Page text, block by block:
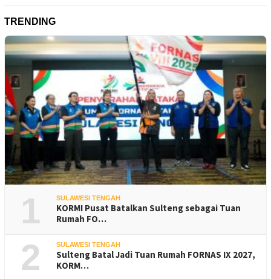
TRENDING
1 SULAWESI TENGAH
KORMI Pusat Batalkan Sulteng sebagai Tuan
Rumah FO…
2 SULAWESI TENGAH
Sulteng Batal Jadi Tuan Rumah FORNAS IX 2027,
KORM…